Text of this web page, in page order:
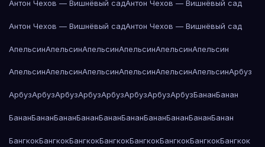
Антон Чехов — Вишнёвый садАнтон Чехов — Вишнёвый сад
Антон Чехов — Вишнёвый садАнтон Чехов — Вишнёвый сад
АпельсинАпельсинАпельсинАпельсинАпельсинАпельсин
АпельсинАпельсинАпельсинАпельсинАпельсинАпельсинАрбуз
АрбузАрбузАрбузАрбузАрбузАрбузАрбузАрбузБананБанан
БананБананБананБананБананБананБананБананБананБанан
БангкокБангкокБангкокБангкокБангкокБангкокБангкокБангкок